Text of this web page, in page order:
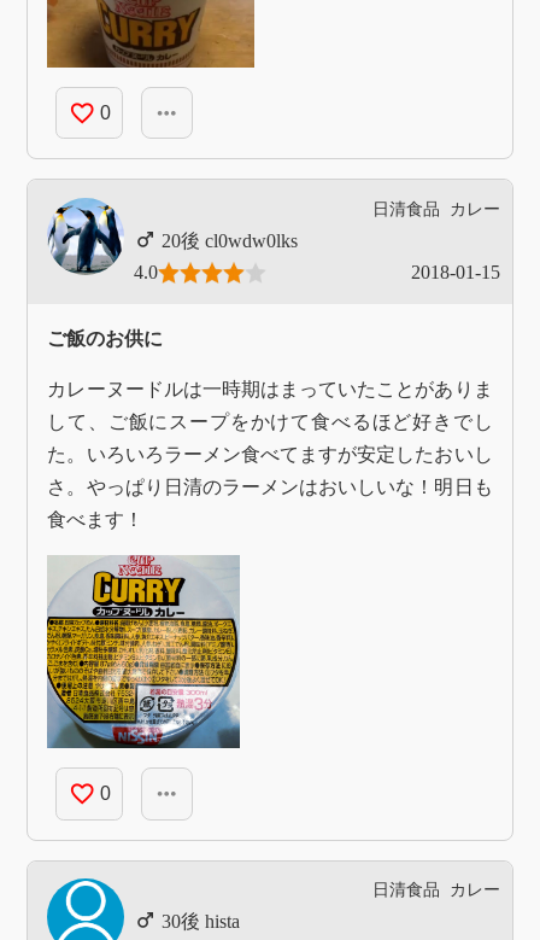
favorite_border 0 more_horiz
日清食品 カレー
cl0wdw0lks
4.0
2018-01-15
ご飯のお供に
カレーヌードルは一時期はまっていたことがありま
して、ご飯にスープをかけて食べるほど好きでし
た。いろいろラーメン食べてますが安定したおいし
さ。やっぱり日清のラーメンはおいしいな！明日も
食べます！
favorite_border 0 more_horiz
日清食品 カレー
hista